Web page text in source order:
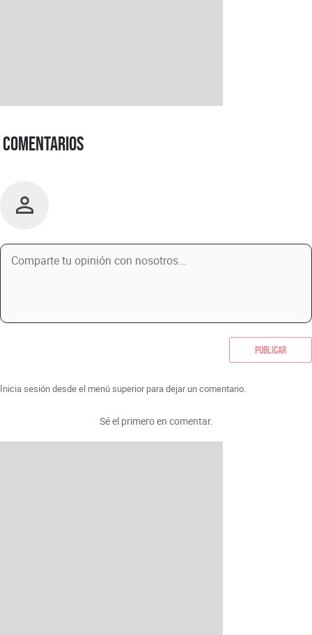
Comentarios
Publicar
Inicia sesión desde el menú superior para dejar un comentario.
Sé el primero en comentar.